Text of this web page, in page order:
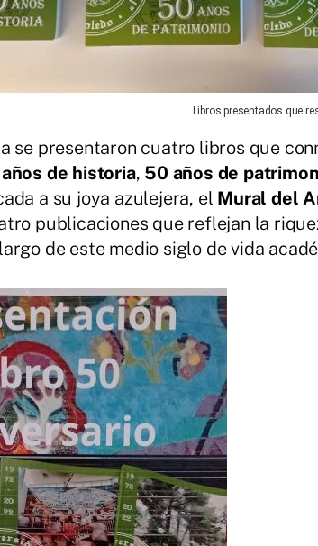
Libros presentados que
se presentaron cuatro libros que
de historia, 50 años de
a su joya azulejera, el Mural del
publicaciones que reflejan la
de este medio siglo de vida